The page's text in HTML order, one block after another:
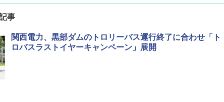
事
関西電力、黒部ダムのトロリーバス運行終了に合わせ「ト
ロバスラストイヤーキャンペーン」展開